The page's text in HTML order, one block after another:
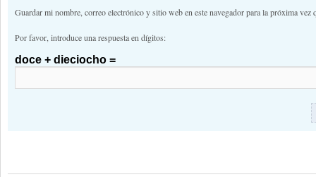
Guardar mi nombre, correo electrónico y sitio web en este navegador para la próxima vez
Por favor, introduce una respuesta en dígitos:
doce + dieciocho =